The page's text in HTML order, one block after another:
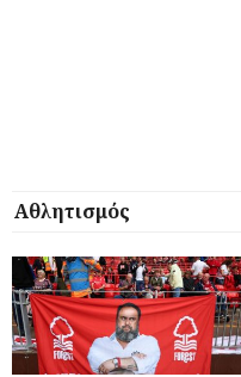
Αθλητισμός